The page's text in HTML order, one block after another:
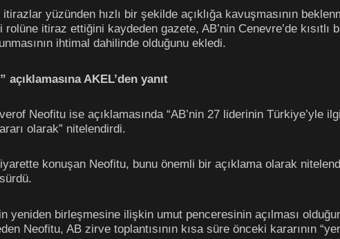
yüzünden hızlı bir şekilde açıklığa kavuşmasının
rolüne itiraz ettiğini kaydeden gazete, AB’nin Cenevre’de
ihtimal dahilinde olduğunu ekledi.
AKEL’den yanıt
Neofitu ise açıklamasında “AB’nin 27 liderinin Türkiye’yle ilgili
olarak” nitelendirdi.
konuşan Neofitu, bunu önemli bir açıklama olarak
yeniden birleşmesine ilişkin umut penceresinin açılması
Neofitu, AB zirve toplantısının kısa süre önceki kararının